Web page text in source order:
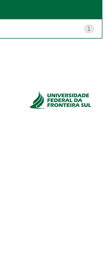
1